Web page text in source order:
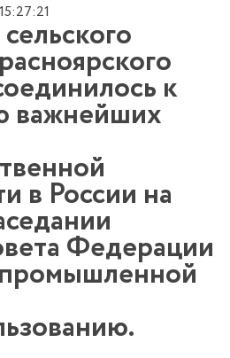
к
важнейших
в России на
Федерации